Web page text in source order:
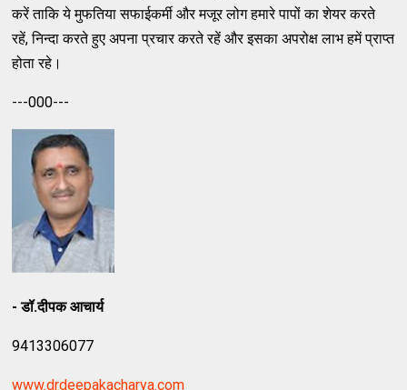
करें ताकि ये मुफतिया सफाईकर्मी और मजूर लोग हमारे पापों का शेयर करते
रहें, निन्दा करते हुए अपना प्रचार करते रहें और इसका अपरोक्ष लाभ हमें प्राप्त
होता रहे।
---000---
- डॉ.दीपक आचार्य
9413306077
www.drdeepakacharya.com